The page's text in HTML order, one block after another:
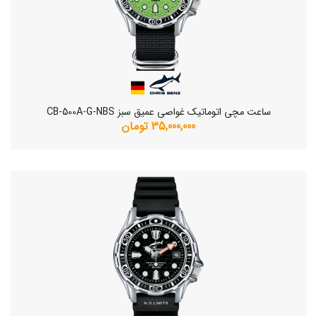
ساعت مچی اتوماتیک غواصی عمیق سبز CB-500A-G-NBS
35,000,000 تومان